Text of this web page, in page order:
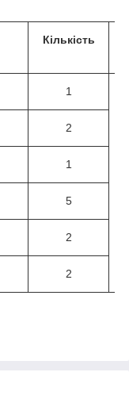
Кількість
1
2
1
5
2
2